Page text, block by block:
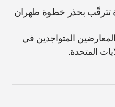
تترقّب بحذر خطوة طهران
المتواجدين في
المتحدة.